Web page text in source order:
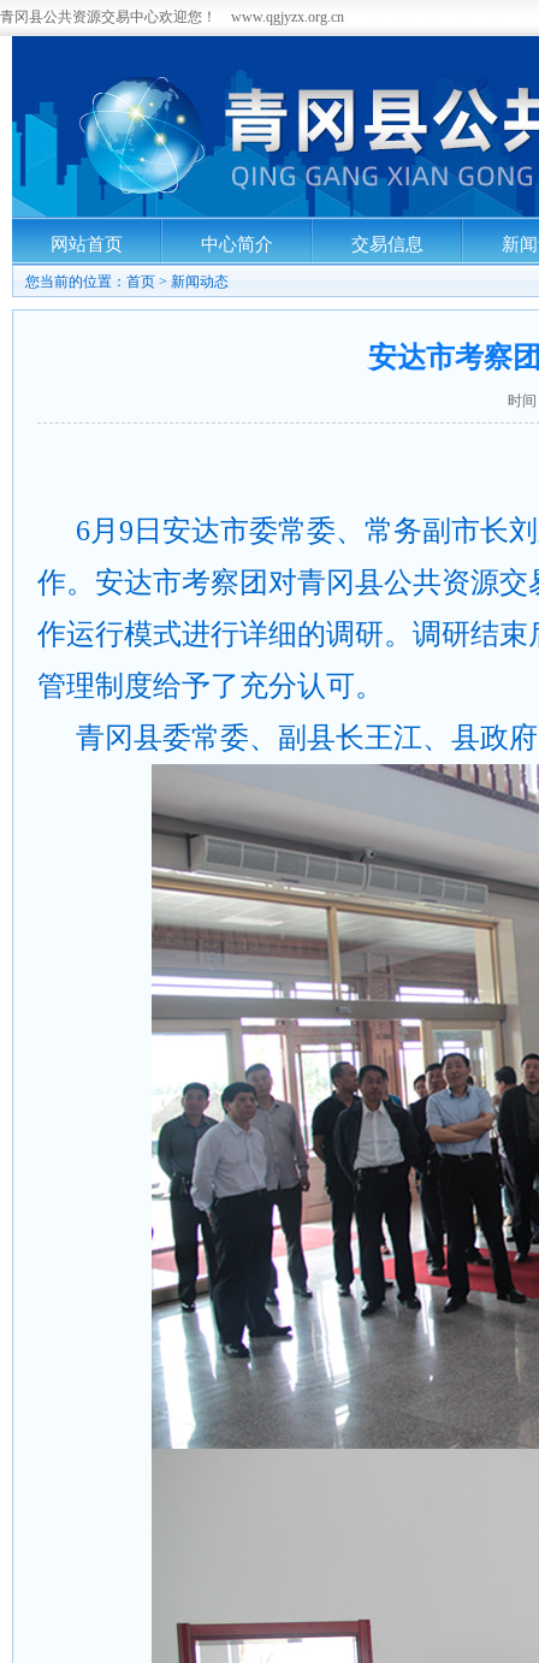
青冈县公共资源交易中心欢迎您！ www.qgjyzx.org.cn
网站首页 中心简介 交易信息 新
您当前的位置： 首页 > 新闻动态
安达市考察
时
6月9日安达市委常委、常务副市长
作。安达市考察团对青冈县公共资源
作运行模式进行详细的调研。调研结
管理制度给予了充分认可。
青冈县委常委、副县长王江、县政